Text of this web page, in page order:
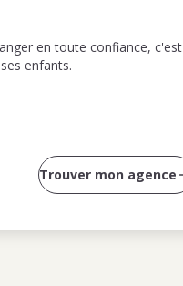
en toute confiance, c'est
enfants.
Trouver mon agence